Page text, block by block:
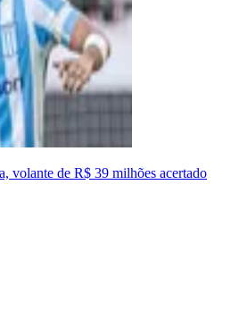
volante de R$ 39 milhões acertado